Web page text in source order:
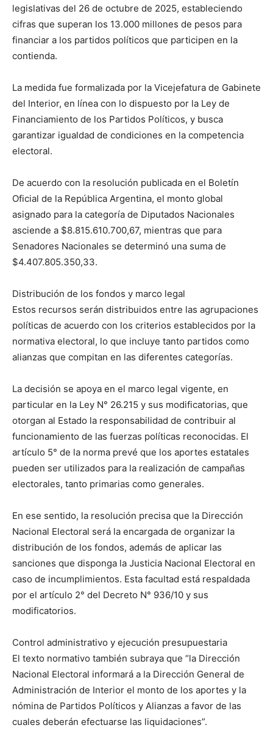
legislativas del 26 de octubre de 2025, estableciendo
cifras que superan los 13.000 millones de pesos para
financiar a los partidos políticos que participen en la
contienda.
La medida fue formalizada por la Vicejefatura de Gabinete
del Interior, en línea con lo dispuesto por la Ley de
Financiamiento de los Partidos Políticos, y busca
garantizar igualdad de condiciones en la competencia
electoral.
De acuerdo con la resolución publicada en el Boletín
Oficial de la República Argentina, el monto global
asignado para la categoría de Diputados Nacionales
asciende a $8.815.610.700,67, mientras que para
Senadores Nacionales se determinó una suma de
$4.407.805.350,33.
Distribución de los fondos y marco legal
Estos recursos serán distribuidos entre las agrupaciones
políticas de acuerdo con los criterios establecidos por la
normativa electoral, lo que incluye tanto partidos como
alianzas que compitan en las diferentes categorías.
La decisión se apoya en el marco legal vigente, en
particular en la Ley N° 26.215 y sus modificatorias, que
otorgan al Estado la responsabilidad de contribuir al
funcionamiento de las fuerzas políticas reconocidas. El
artículo 5° de la norma prevé que los aportes estatales
pueden ser utilizados para la realización de campañas
electorales, tanto primarias como generales.
En ese sentido, la resolución precisa que la Dirección
Nacional Electoral será la encargada de organizar la
distribución de los fondos, además de aplicar las
sanciones que disponga la Justicia Nacional Electoral en
caso de incumplimientos. Esta facultad está respaldada
por el artículo 2° del Decreto N° 936/10 y sus
modificatorios.
Control administrativo y ejecución presupuestaria
El texto normativo también subraya que “la Dirección
Nacional Electoral informará a la Dirección General de
Administración de Interior el monto de los aportes y la
nómina de Partidos Políticos y Alianzas a favor de las
cuales deberán efectuarse las liquidaciones”.